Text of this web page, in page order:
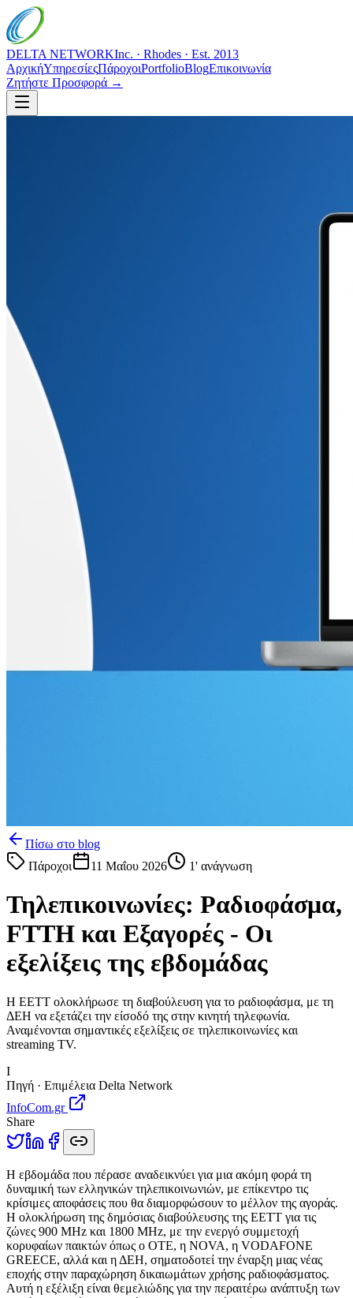
DELTA NETWORKInc. · Rhodes · Est. 2013
ΑρχικήΥπηρεσίεςΠάροχοιPortfolioBlogΕπικοινωνία
Ζητήστε Προσφορά →
Πίσω στο blog
Πάροχοι
11 Μαΐου 2026 1' ανάγνωση
Τηλεπικοινωνίες: Ραδιοφάσμα,
FTTH και Εξαγορές - Οι
εξελίξεις της εβδομάδας
Η ΕΕΤΤ ολοκλήρωσε τη διαβούλευση για το ραδιοφάσμα, με τη
ΔΕΗ να εξετάζει την είσοδό της στην κινητή τηλεφωνία.
Αναμένονται σημαντικές εξελίξεις σε τηλεπικοινωνίες και
streaming TV.
I
Πηγή · Επιμέλεια Delta Network
InfoCom.gr
Share
Η εβδομάδα που πέρασε αναδεικνύει για μια ακόμη φορά τη
δυναμική των ελληνικών τηλεπικοινωνιών, με επίκεντρο τις
κρίσιμες αποφάσεις που θα διαμορφώσουν το μέλλον της αγοράς.
Η ολοκλήρωση της δημόσιας διαβούλευσης της ΕΕΤΤ για τις
ζώνες 900 MHz και 1800 MHz, με την ενεργό συμμετοχή
κορυφαίων παικτών όπως ο ΟΤΕ, η NOVA, η VODAFONE
GREECE, αλλά και η ΔΕΗ, σηματοδοτεί την έναρξη μιας νέας
εποχής στην παραχώρηση δικαιωμάτων χρήσης ραδιοφάσματος.
Αυτή η εξέλιξη είναι θεμελιώδης για την περαιτέρω ανάπτυξη των